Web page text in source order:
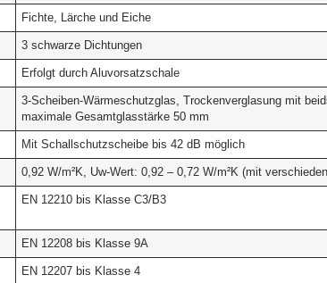
Fichte, Lärche und Eiche
3 schwarze Dichtungen
Erfolgt durch Aluvorsatzschale
3-Scheiben-Wärmeschutzglas, Trockenverglasung mit
maximale Gesamtglasstärke 50 mm
Mit Schallschutzscheibe bis 42 dB möglich
0,92 W/m²K, Uw-Wert: 0,92 – 0,72 W/m²K (mit
EN 12210 bis Klasse C3/B3
EN 12208 bis Klasse 9A
EN 12207 bis Klasse 4